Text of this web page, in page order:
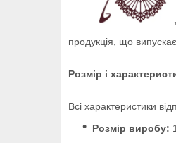
продукція, що
Розмір і
Всі характеристики
Розмір виробу: